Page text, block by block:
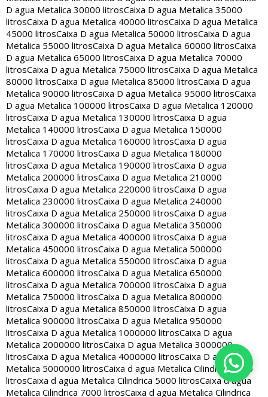
D agua Metalica 30000 litrosCaixa D agua Metalica 35000
litrosCaixa D agua Metalica 40000 litrosCaixa D agua Metalica
45000 litrosCaixa D agua Metalica 50000 litrosCaixa D agua
Metalica 55000 litrosCaixa D agua Metalica 60000 litrosCaixa
D agua Metalica 65000 litrosCaixa D agua Metalica 70000
litrosCaixa D agua Metalica 75000 litrosCaixa D agua Metalica
80000 litrosCaixa D agua Metalica 85000 litrosCaixa D agua
Metalica 90000 litrosCaixa D agua Metalica 95000 litrosCaixa
D agua Metalica 100000 litrosCaixa D agua Metalica 120000
litrosCaixa D agua Metalica 130000 litrosCaixa D agua
Metalica 140000 litrosCaixa D agua Metalica 150000
litrosCaixa D agua Metalica 160000 litrosCaixa D agua
Metalica 170000 litrosCaixa D agua Metalica 180000
litrosCaixa D agua Metalica 190000 litrosCaixa D agua
Metalica 200000 litrosCaixa D agua Metalica 210000
litrosCaixa D agua Metalica 220000 litrosCaixa D agua
Metalica 230000 litrosCaixa D agua Metalica 240000
litrosCaixa D agua Metalica 250000 litrosCaixa D agua
Metalica 300000 litrosCaixa D agua Metalica 350000
litrosCaixa D agua Metalica 400000 litrosCaixa D agua
Metalica 450000 litrosCaixa D agua Metalica 500000
litrosCaixa D agua Metalica 550000 litrosCaixa D agua
Metalica 600000 litrosCaixa D agua Metalica 650000
litrosCaixa D agua Metalica 700000 litrosCaixa D agua
Metalica 750000 litrosCaixa D agua Metalica 800000
litrosCaixa D agua Metalica 850000 litrosCaixa D agua
Metalica 900000 litrosCaixa D agua Metalica 950000
litrosCaixa D agua Metalica 1000000 litrosCaixa D agua
Metalica 2000000 litrosCaixa D agua Metalica 3000000
litrosCaixa D agua Metalica 4000000 litrosCaixa D agua
Metalica 5000000 litrosCaixa d agua Metalica Cilindrica 2000
litrosCaixa d agua Metalica Cilindrica 5000 litrosCaixa d agua
Metalica Cilindrica 7000 litrosCaixa d agua Metalica Cilindrica